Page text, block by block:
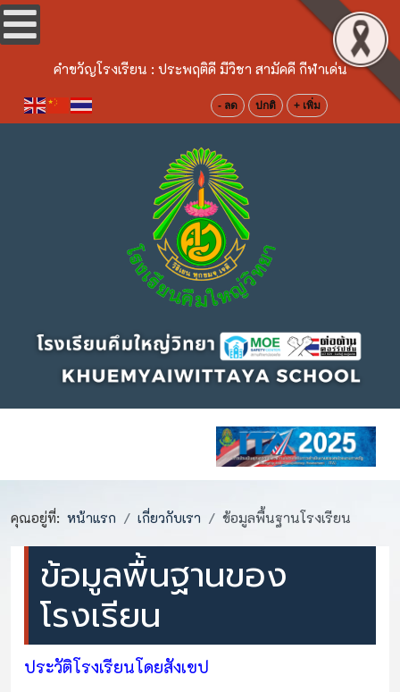
คำขวัญโรงเรียน : ประพฤติดี มีวิชา สามัคคี กีฬาเด่น
- ลด ปกติ + เพิ่ม
คุณอยู่ที่: หน้าแรก เกี่ยวกับเรา ข้อมูลพื้นฐานโรงเรียน
ข้อมูลพื้นฐานของ
โรงเรียน
ประวัติโรงเรียนโดยสังเขป